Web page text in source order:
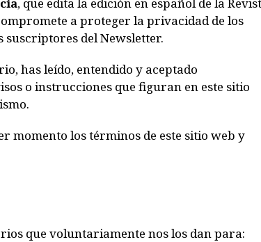
a proteger la privacidad de los
suscriptores del Newsletter.
has leído, entendido y aceptado
o instrucciones que figuran en este sitio
momento los términos de este sitio web y
que voluntariamente nos los dan para: